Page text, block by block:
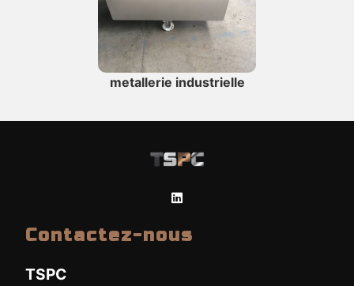
metallerie industrielle
Contactez-nous
TSPC